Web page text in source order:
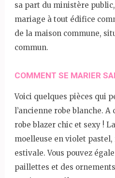
sa part du ministère
mariage à tout édifice
de la maison commune,
commun.
COMMENT SE MARIER
Voici quelques pièces qui
l’ancienne robe blanche.
robe blazer chic et sexy !
moelleuse en violet
estivale. Vous pouvez
paillettes et des